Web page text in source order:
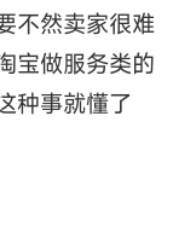
不然卖家很难
宝做服务类的
种事就懂了